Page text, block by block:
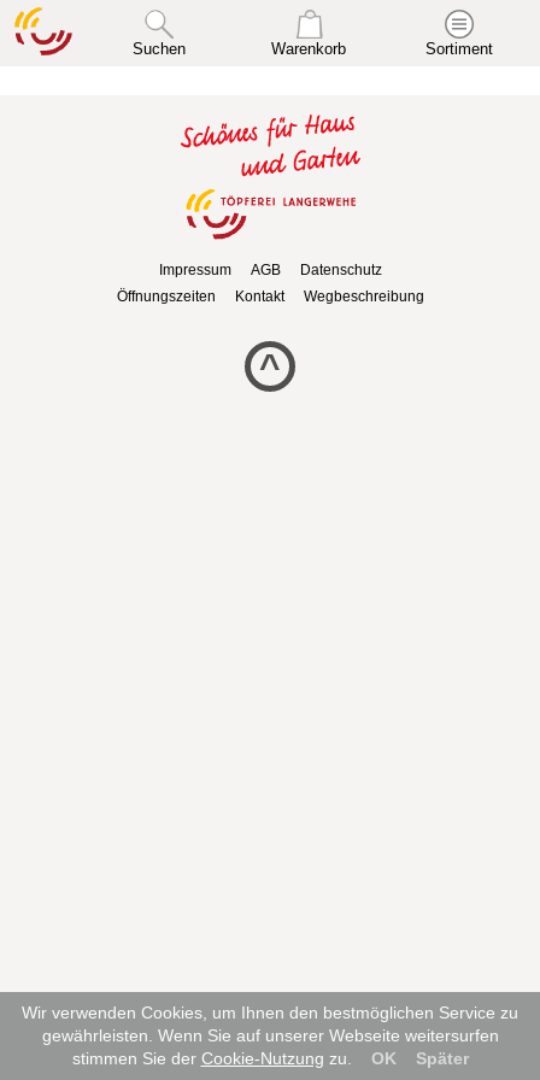
Suchen Warenkorb Sortiment
Impressum AGB
Datenschutz
Öffnungszeiten
Kontakt Wegbeschreibung
^
Wir verwenden Cookies, um Ihnen den bestmöglichen Service zu
gewährleisten. Wenn Sie auf unserer Webseite weitersurfen
stimmen Sie der Cookie-Nutzung zu. OK Später